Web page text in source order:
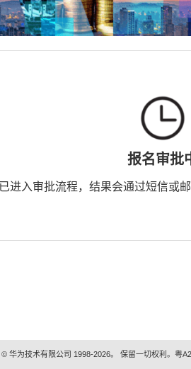
报名审批
进入审批流程，结果会通过短信或
华为技术有限公司 1998-2026。 保留一切权利。粤